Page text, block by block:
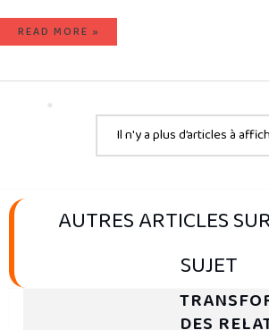
READ MORE »
Il n'y a plus d’articles à
AUTRES ARTICLES
SUJET
DES